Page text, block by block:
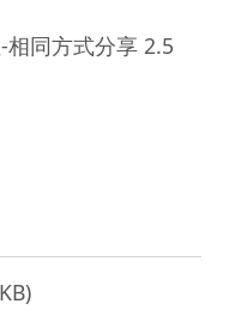
相同方式分享 2.5